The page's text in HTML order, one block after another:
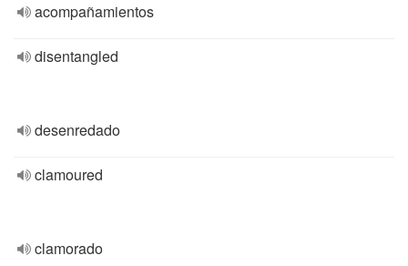
acompañamientos
disentangled
desenredado
clamoured
clamorado